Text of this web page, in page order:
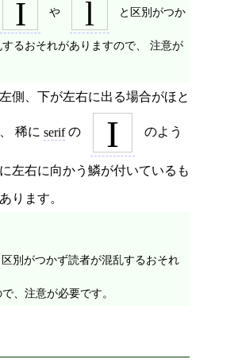
I や l と区別がつか
るおそれがありますので、 注意が
側、下が左右に出る場合がほと
稀に serifの I のよう
左右に向かう鱗が付いているも
ります。
区別がつかず読者が混乱するおそれ
、注意が必要です。